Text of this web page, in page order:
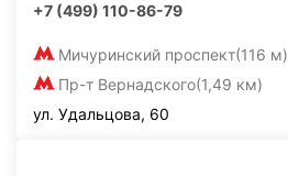
+7 (499) 110-86-79
Мичуринский проспект(116 м)
Пр-т Вернадского(1,49 км)
ул. Удальцова, 60